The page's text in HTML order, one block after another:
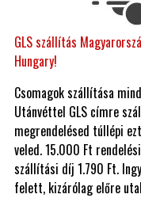
GLS szállítás
Hungary!
Csomagok szállítása
Utánvéttel GLS címre
megrendelésed túllépi
veled. 15.000 Ft
szállítási díj 1.790 Ft.
felett, kizárólag előre